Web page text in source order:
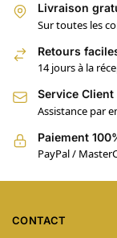
Livraison
Sur toutes les
Retours
14 jours à la
Service Client
Assistance par
Paiement
PayPal /
CONTACT